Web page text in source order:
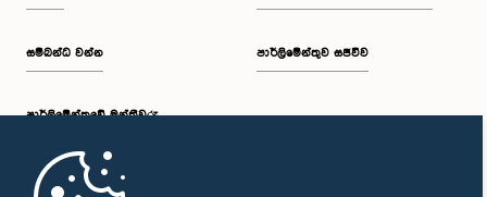
සම්බන්ධ වන්න
පාර්ලි‌මේන්තුවේ මන්ත්‍රීවරු
මුල් පිටුව
පාර්ලිමේන්තුව සජීවීව